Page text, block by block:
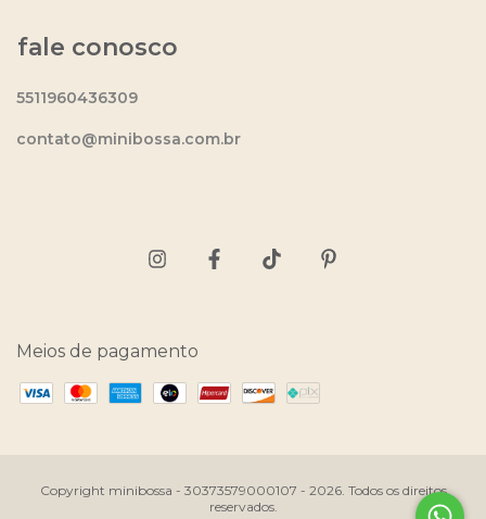
fale conosco
5511960436309
contato@minibossa.com.br
Meios de pagamento
Copyright minibossa - 30373579000107 - 2026. Todos os direitos
reservados.